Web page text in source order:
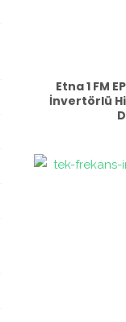
Etna 1 FM
İnvertörlü